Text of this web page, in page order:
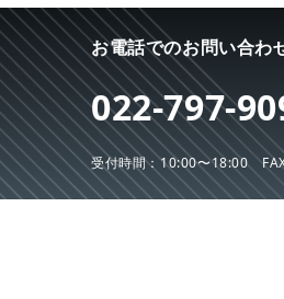
お電話でのお問い合わ
022-797-
受付時間：10:00〜18:00